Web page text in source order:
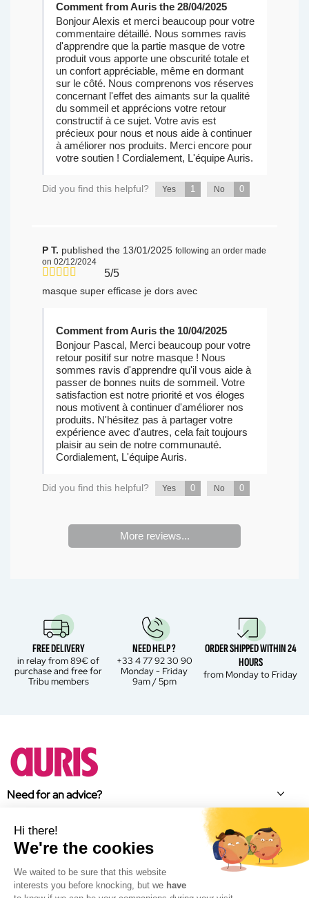
Comment from Auris the 28/04/2025
Bonjour Alexis et merci beaucoup pour votre
commentaire détaillé. Nous sommes ravis
d'apprendre que la partie masque de votre
produit vous apporte une obscurité totale et
un confort appréciable, même en dormant
sur le côté. Nous comprenons vos réserves
concernant l'effet des aimants sur la qualité
du sommeil et apprécions votre retour
constructif à ce sujet. Votre avis est
précieux pour nous et nous aide à continuer
à améliorer nos produits. Merci encore pour
votre soutien ! Cordialement, L'équipe Auris.
Did you find this helpful? Yes 1 No 0
P T. published the 13/01/2025 following an order made
on 02/12/2024
5/5
masque super efficase je dors avec
Comment from Auris the 10/04/2025
Bonjour Pascal, Merci beaucoup pour votre
retour positif sur notre masque ! Nous
sommes ravis d'apprendre qu'il vous aide à
passer de bonnes nuits de sommeil. Votre
satisfaction est notre priorité et vos éloges
nous motivent à continuer d'améliorer nos
produits. N'hésitez pas à partager votre
expérience avec d'autres, cela fait toujours
plaisir au sein de notre communauté.
Cordialement, L'équipe Auris.
Did you find this helpful? Yes 0 No 0
More reviews...
FREE DELIVERY
in relay from 89€ of
purchase and free for
Tribu members
NEED HELP ?
+33 4 77 92 30 90
Monday - Friday
9am / 5pm
ORDER SHIPPED WITHIN 24
HOURS
from Monday to Friday
Need for an advice?
About Auris
Brand news
Facebook
Instagram
Hi there!
We're the cookies
We waited to be sure that this website
interests you before knocking, but we have